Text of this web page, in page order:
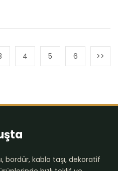
4 5 6
bordür, kablo taşı, dekoratif